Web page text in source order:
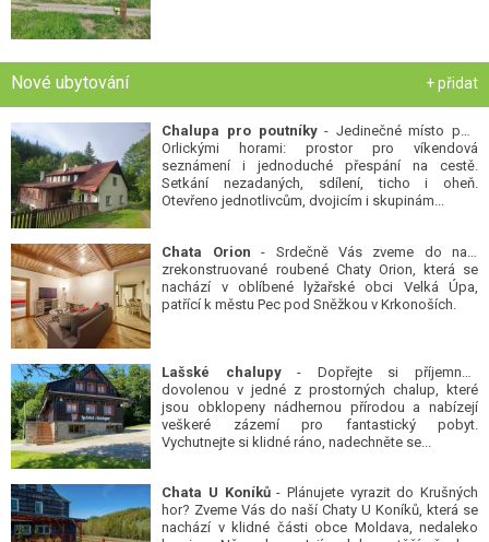
Nové ubytování + přidat
Chalupa pro poutníky- Jedinečné místo pod
Orlickými horami: prostor pro víkendová
seznámení i jednoduché přespání na cestě.
Setkání nezadaných, sdílení, ticho i oheň.
Otevřeno jednotlivcům, dvojicím i skupinám...
Chata Orion - Srdečně Vás zveme do naší
zrekonstruované roubené Chaty Orion, která se
nachází v oblíbené lyžařské obci Velká Úpa,
patřící k městu Pec pod Sněžkou v Krkonoších.
Lašské chalupy- Dopřejte si příjemnou
dovolenou v jedné z prostorných chalup, které
jsou obklopeny nádhernou přírodou a nabízejí
veškeré zázemí pro fantastický pobyt.
Vychutnejte si klidné ráno, nadechněte se...
Chata U Koníků- Plánujete vyrazit do Krušných
hor? Zveme Vás do naší Chaty U Koníků, která se
nachází v klidné části obce Moldava, nedaleko